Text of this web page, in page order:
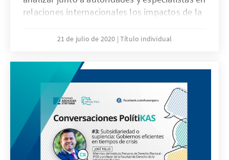
relaciones internacionales los impactos de la
internacional.21 de julio de 2020 Título individual